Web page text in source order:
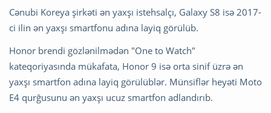
Cənubi Koreya şirkəti ən yaxşı istehsalçı, Galaxy S8 isə 2017-
ci ilin ən yaxşı smartfonu adına layiq görülüb.
Honor brendi gözlənilmədən "One to Watch"
kateqoriyasında mükafata, Honor 9 isə orta sinif üzrə ən
yaxşı smartfon adına layiq görülüblər. Münsiflər heyəti Moto
E4 qurğusunu ən yaxşı ucuz smartfon adlandırıb.